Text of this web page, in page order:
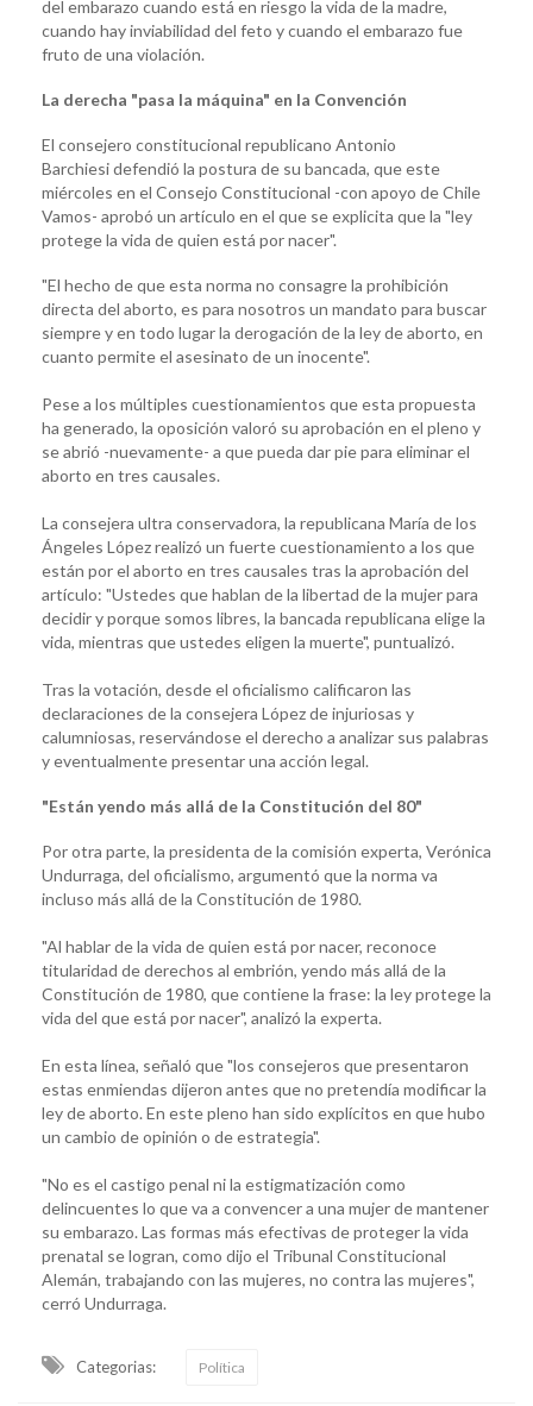
del embarazo cuando está en riesgo la vida de la madre,
cuando hay inviabilidad del feto y cuando el embarazo fue
fruto de una violación.
La derecha "pasa la máquina" en la Convención
El consejero constitucional republicano Antonio
Barchiesi defendió la postura de su bancada, que este
miércoles en el Consejo Constitucional -con apoyo de Chile
Vamos- aprobó un artículo en el que se explicita que la "ley
protege la vida de quien está por nacer".
"El hecho de que esta norma no consagre la prohibición
directa del aborto, es para nosotros un mandato para buscar
siempre y en todo lugar la derogación de la ley de aborto, en
cuanto permite el asesinato de un inocente".
Pese a los múltiples cuestionamientos que esta propuesta
ha generado, la oposición valoró su aprobación en el pleno y
se abrió -nuevamente- a que pueda dar pie para eliminar el
aborto en tres causales.
La consejera ultra conservadora, la republicana María de los
Ángeles López realizó un fuerte cuestionamiento a los que
están por el aborto en tres causales tras la aprobación del
artículo: "Ustedes que hablan de la libertad de la mujer para
decidir y porque somos libres, la bancada republicana elige la
vida, mientras que ustedes eligen la muerte", puntualizó.
Tras la votación, desde el oficialismo calificaron las
declaraciones de la consejera López de injuriosas y
calumniosas, reservándose el derecho a analizar sus palabras
y eventualmente presentar una acción legal.
"Están yendo más allá de la Constitución del 80"
Por otra parte, la presidenta de la comisión experta, Verónica
Undurraga, del oficialismo, argumentó que la norma va
incluso más allá de la Constitución de 1980.
"Al hablar de la vida de quien está por nacer, reconoce
titularidad de derechos al embrión, yendo más allá de la
Constitución de 1980, que contiene la frase: la ley protege la
vida del que está por nacer", analizó la experta.
En esta línea, señaló que "los consejeros que presentaron
estas enmiendas dijeron antes que no pretendía modificar la
ley de aborto. En este pleno han sido explícitos en que hubo
un cambio de opinión o de estrategia".
"No es el castigo penal ni la estigmatización como
delincuentes lo que va a convencer a una mujer de mantener
su embarazo. Las formas más efectivas de proteger la vida
prenatal se logran, como dijo el Tribunal Constitucional
Alemán, trabajando con las mujeres, no contra las mujeres",
cerró Undurraga.
Categorias: Política